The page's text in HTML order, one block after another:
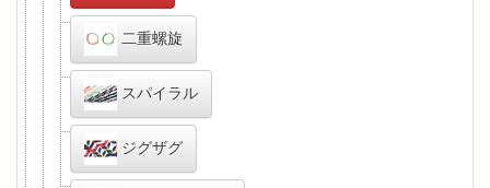
二重螺旋
スパイラル
ジグザグ